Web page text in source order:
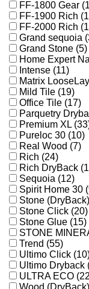
FF-1800 Gear
FF-1900 Rich
FF-2000 Rich
Grand sequoia
Grand Stone (5)
Home Expert
Intense (11)
Matrix
Mild Tile (19)
Office Tile (17)
Parquetry
Premium XL
Pureloc 30 (10)
Real Wood (7)
Rich (24)
Rich DryBack
Sequoia (12)
Spirit Home 30
Stone
Stone Click (20)
Stone Glue (15)
STONE
Trend (55)
Ultimo Click
Ultimo Dryback
ULTRA ECO